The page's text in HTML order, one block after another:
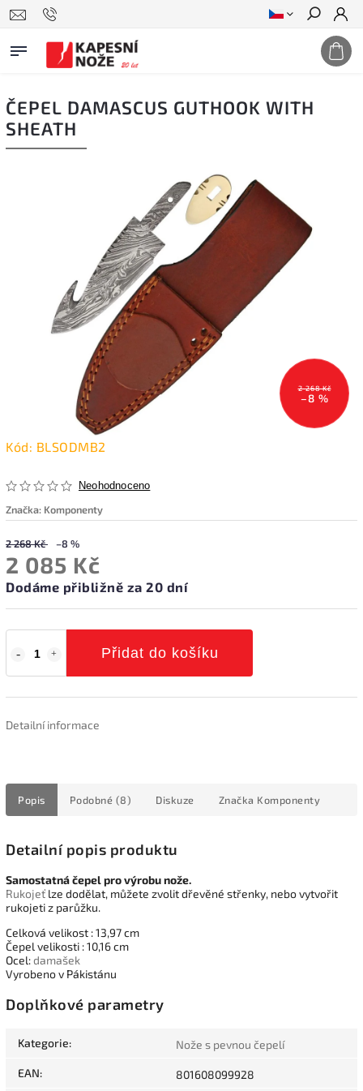
Hledat
ČEPEL DAMASCUS GUTHOOK WITH
SHEATH
2 268 Kč
–8 %
Kód: BLSODMB2
Neohodnoceno
Značka: Komponenty
2 268 Kč –8 %
2 085 Kč
Dodáme přibližně za 20 dní
Přidat do košíku
Detailní informace
Popis Podobné (8) Diskuze Značka Komponenty
Detailní popis produktu
Samostatná čepel pro výrobu nože.
Rukojeť lze dodělat, můžete zvolit dřevěné střenky, nebo vytvořit
rukojeti z parůžku.
Celková velikost : 13,97 cm
Čepel velikosti : 10,16 cm
Ocel:damašek
Vyrobeno v Pákistánu
Doplňkové parametry
Kategorie: Nože s pevnou čepelí
EAN: 801608099928